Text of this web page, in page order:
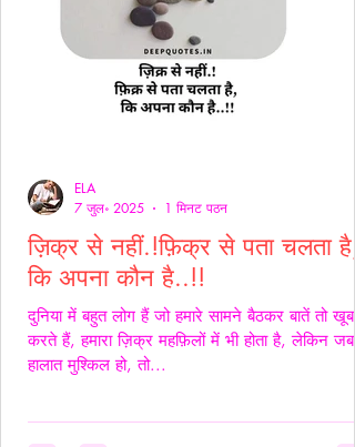
ज़िक्र से नहीं.!फ़िक्र से पता चलता है,
कि अपना कौन है..!!
दुनिया में बहुत लोग हैं जो हमारे सामने बैठकर बातें तो खूब
करते हैं, हमारा ज़िक्र महफ़िलों में भी होता है, लेकिन जब
हालात मुश्किल हो, तो...
ELA
7 जुल॰ 2025
1 मिनट पठन